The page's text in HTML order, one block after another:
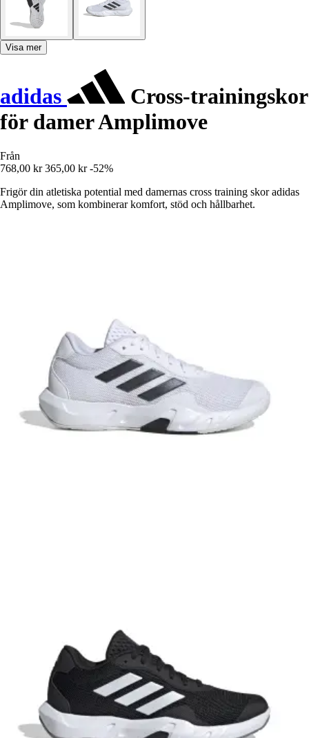
Visa mer
adidas
Cross-trainingskor
för damer Amplimove
Från
768,00 kr 365,00 kr -52%
Frigör din atletiska potential med damernas cross training skor adidas
Amplimove, som kombinerar komfort, stöd och hållbarhet.